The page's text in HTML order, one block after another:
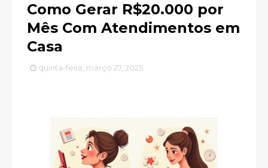
Como Gerar R$20.000 por
Mês Com Atendimentos em
Casa
quinta-feira, março 27, 2025